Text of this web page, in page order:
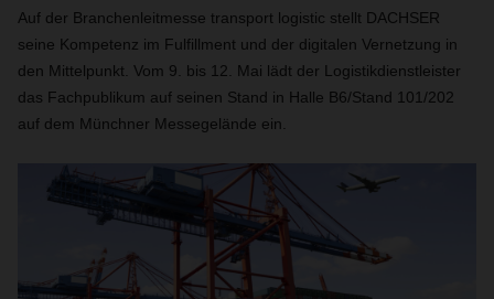
Auf der Branchenleitmesse transport logistic stellt DACHSER
seine Kompetenz im Fulfillment und der digitalen Vernetzung in
den Mittelpunkt. Vom 9. bis 12. Mai lädt der Logistikdienstleister
das Fachpublikum auf seinen Stand in Halle B6/Stand 101/202
auf dem Münchner Messegelände ein.